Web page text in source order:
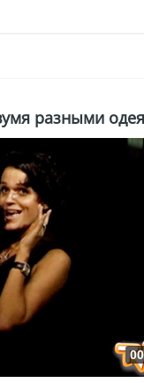
разными